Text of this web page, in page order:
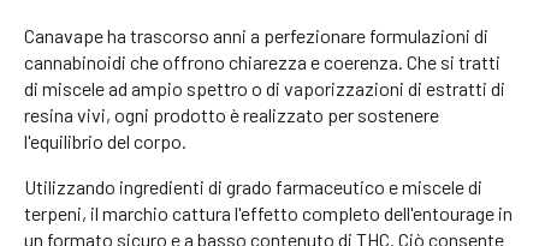
Canavape ha trascorso anni a perfezionare formulazioni di
cannabinoidi che offrono chiarezza e coerenza. Che si tratti
di miscele ad ampio spettro o di vaporizzazioni di estratti di
resina vivi, ogni prodotto è realizzato per sostenere
l'equilibrio del corpo.
Utilizzando ingredienti di grado farmaceutico e miscele di
terpeni, il marchio cattura l'effetto completo dell'entourage in
un formato sicuro e a basso contenuto di THC. Ciò consente